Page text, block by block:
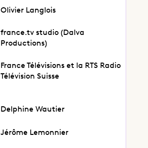
Olivier Langlois
france.tv studio (Dalva
Productions)
France Télévisions et la RTS Radio
Télévision Suisse
Delphine Wautier
Jérôme Lemonnier